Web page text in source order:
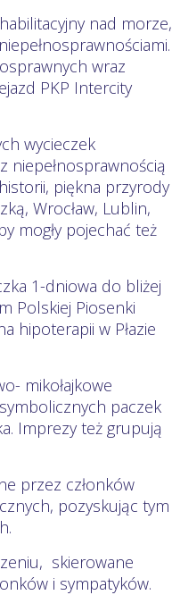
nad morze,
wraz
PKP Intercity
wycieczek
niepełnosprawnością
piękna przyrody
Wrocław, Lublin,
mogły pojechać też
1-dniowa do bliżej
Polskiej Piosenki
hipoterapii w Płazie
mikołajkowe
paczek
Imprezy też grupują
przez członków
pozyskując tym
skierowane
i sympatyków.